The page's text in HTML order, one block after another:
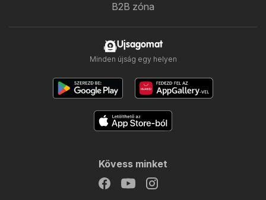
B2B zóna
Ujsagomat
Minden újság egy helyen
Kövess minket